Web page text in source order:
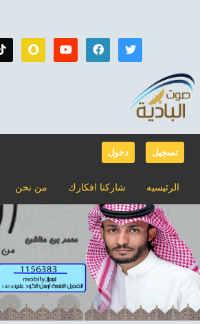
دخول تسجيل
من نحن شاركنا افكارك الرئيسيه